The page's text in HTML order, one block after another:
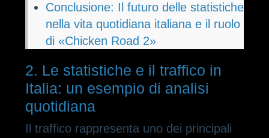
Conclusione: Il futuro delle statistiche
nella vita quotidiana italiana e il ruolo
di «Chicken Road 2»
2. Le statistiche e il traffico in
Italia: un esempio di analisi
quotidiana
Il traffico rappresenta uno dei principali